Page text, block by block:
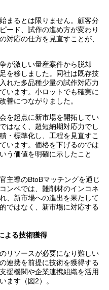
まるとは限りません。顧客分
ード、試作の進め方が変わり
対応の仕方を見直すことが、
が激しい量産案件から脱却
を移しました。同社は既存技
れた多品種少量の試作対応力
います。小ロットでも確実に
善につながりました。
を起点に新市場を開拓してい
はなく、超短納期対応力でし
・標準化し、工程を見直すこ
います。価格を下げるのでは
う価値を明確に示したこと
主導のBtoBマッチングを通じ
ンペでは、難削材のインコネ
、新市場への進出を果たして
ではなく、新市場に対応する
よる技術獲得
リソースが必要になり難しい
連携を前提に技術を獲得する
援機関や企業連携組織を活用
ます（図2）。